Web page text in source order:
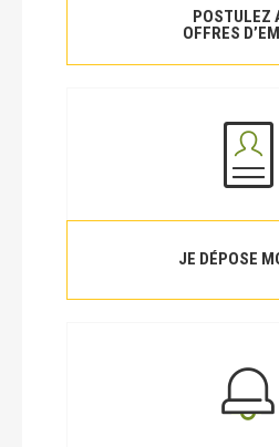
POSTULEZ
OFFRES
JE DÉPOSE